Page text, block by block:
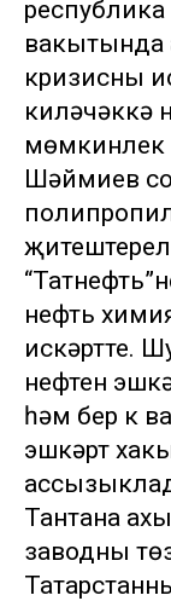
республика
вакытында
кризисны
киләчәккә
мөмкинлек
Шәймиев
нефть
искәртте.
нефтен
һәм бер үк
эшкәртү
Тантана
заводны